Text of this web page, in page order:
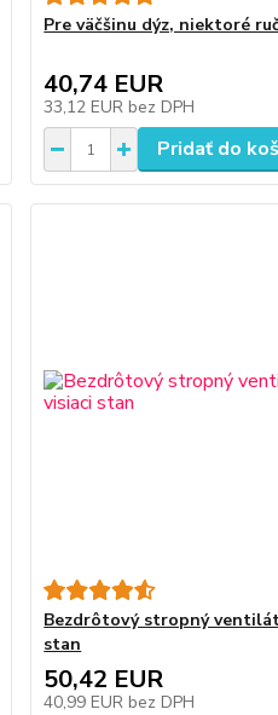
Pre väčšinu dýz, niektoré
40,74 EUR
33,12 EUR bez DPH
Pridať do
Bezdrôtový stropný
stan
50,42 EUR
40,99 EUR bez DPH